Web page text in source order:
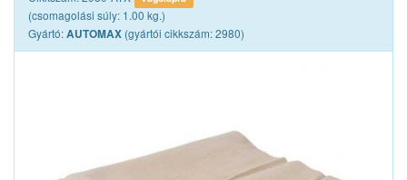
(csomagolási súly: 1.00 kg.)
Gyártó:AUTOMAX (gyártói cikkszám: 2980)